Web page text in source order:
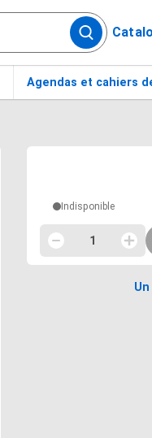
Agendas et cahiers
Indisponible
Quantité
1Moins
1
Utilisez les Plus